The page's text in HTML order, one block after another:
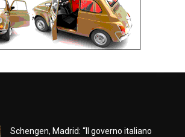
Schengen, Madrid: “Il governo italiano